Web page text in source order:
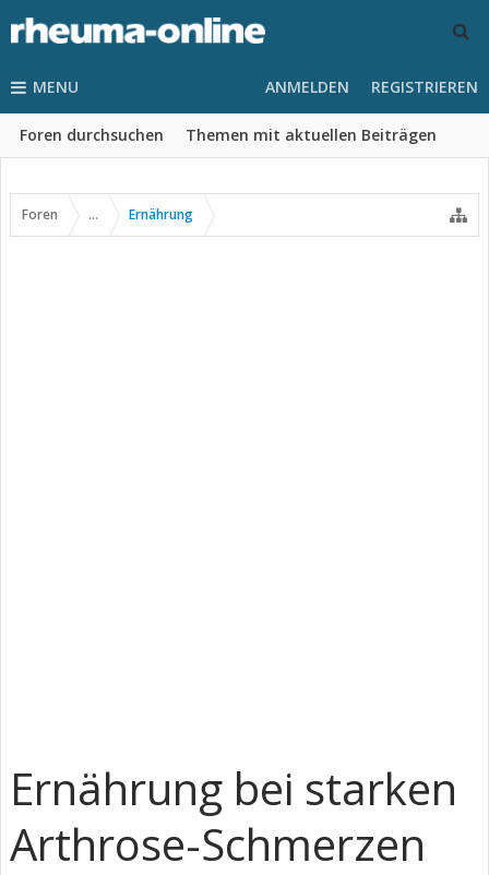
MENU
Foren durchsuchen Themen mit aktuellen Beiträgen
ANMELDEN REGISTRIEREN
Foren ... Ernährung
Ernährung bei starken
Arthrose-Schmerzen